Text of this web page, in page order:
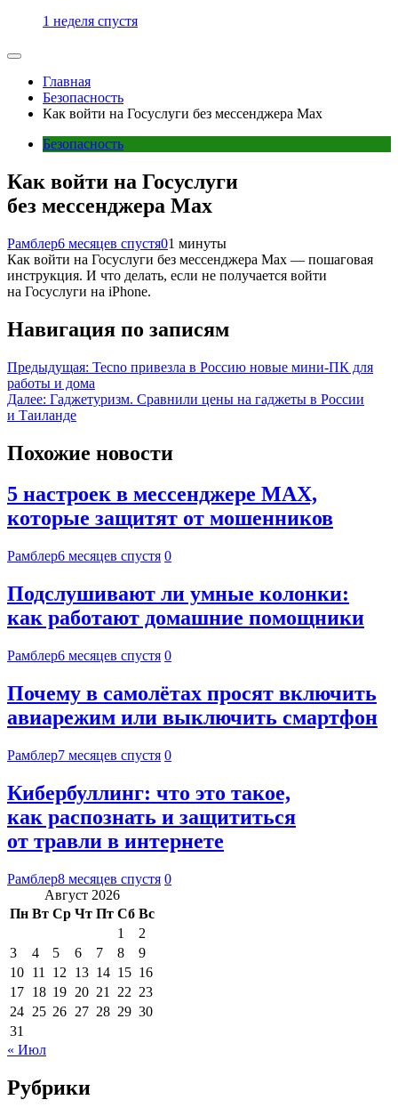
1 неделя спустя
Главная
Безопасность
Как войти на Госуслуги без мессенджера Max
Безопасность
Как войти на Госуслуги
без мессенджера Max
Рамблер6 месяцев спустя01 минуты
Как войти на Госуслуги без мессенджера Max — пошаговая
инструкция. И что делать, если не получается войти
на Госуслуги на iPhone.
Навигация по записям
Предыдущая: Tecno привезла в Россию новые мини-ПК для
работы и дома
Далее: Гаджетуризм. Сравнили цены на гаджеты в России
и Таиланде
Похожие новости
5 настроек в мессенджере MAX,
которые защитят от мошенников
Рамблер6 месяцев спустя 0
Подслушивают ли умные колонки:
как работают домашние помощники
Рамблер6 месяцев спустя 0
Почему в самолётах просят включить
авиарежим или выключить смартфон
Рамблер7 месяцев спустя 0
Кибербуллинг: что это такое,
как распознать и защититься
от травли в интернете
Рамблер8 месяцев спустя 0
Август 2026
Пн Вт Ср Чт Пт Сб Вс
1
2
3
4 5 6 7 8
9
10 11 12 13 14 15 16
17 18 19 20 21 22 23
24 25 26 27 28 29 30
31
« Июл
Рубрики